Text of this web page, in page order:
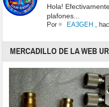
Hola!
plafones...
Por EA3GEH ,
MERCADILLO DE LA WEB